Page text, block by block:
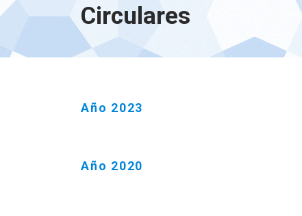
Circulares
Año 2023
Año 2020